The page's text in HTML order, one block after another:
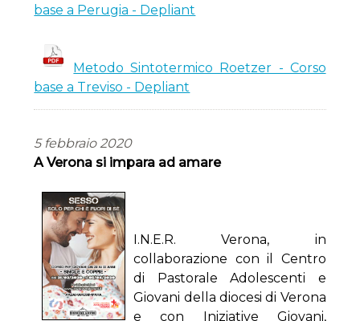
base a Perugia - Depliant
Metodo Sintotermico Roetzer - Corso
base a Treviso - Depliant
5 febbraio 2020
A Verona si impara ad amare
I.N.E.R. Verona, in
collaborazione con il Centro
di Pastorale Adolescenti e
Giovani della diocesi di Verona
e con Iniziative Giovani,